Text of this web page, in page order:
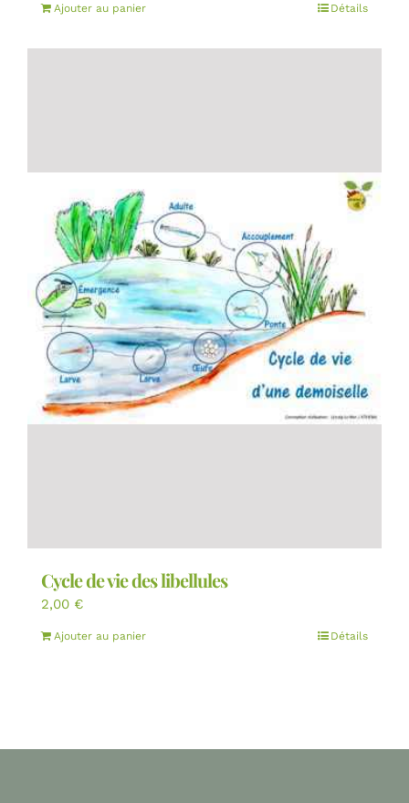
Ajouter au panier Détails
Cycle de vie des libellules
2,00 €
Ajouter au panier Détails